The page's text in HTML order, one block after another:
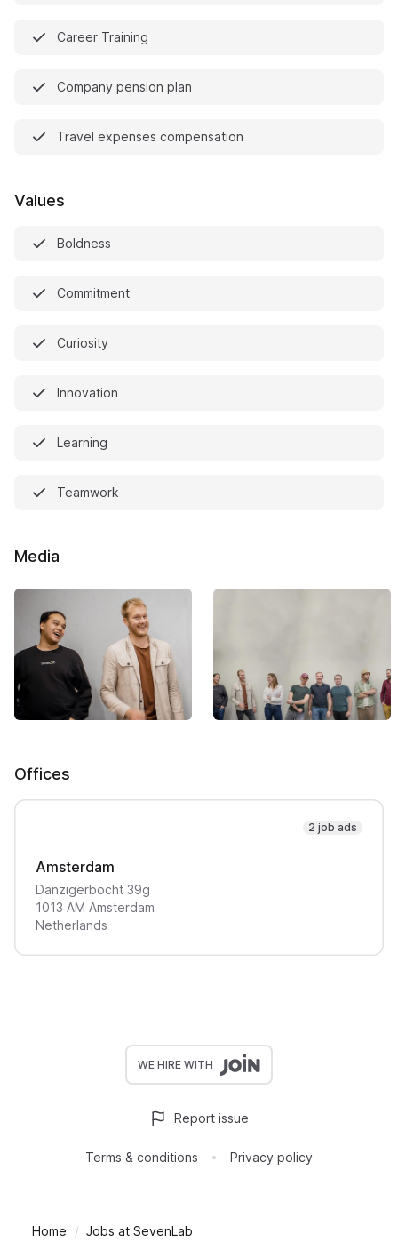
Career Training
Company pension plan
Travel expenses compensation
Values
Boldness
Commitment
Curiosity
Innovation
Learning
Teamwork
Media
Offices
2 job ads
Amsterdam
Danzigerbocht 39g
1013 AM Amsterdam
Netherlands
WE HIRE WITH
Terms & conditions Privacy policy
Report issue
Home Jobs at SevenLab